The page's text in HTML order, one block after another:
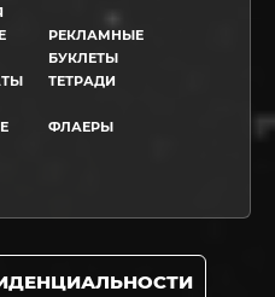
РЕКЛАМНЫЕ
БУКЛЕТЫ
ТЕТРАДИ
ФЛАЕРЫ